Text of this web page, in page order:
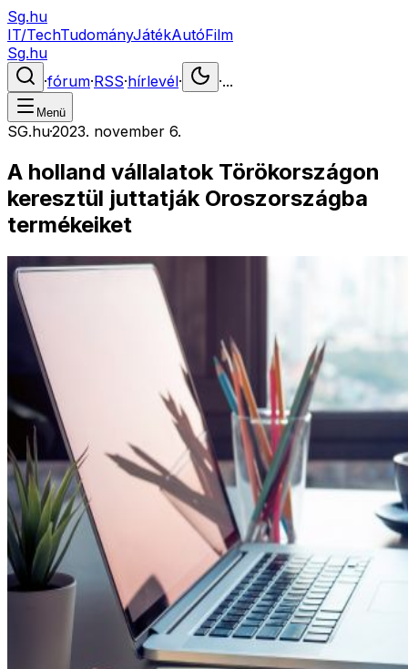
Sg.hu
IT/TechTudományJátékAutóFilm
Sg.hu
·fórum·RSS·hírlevél· ·...
Menü
SG.hu·2023. november 6.
A holland vállalatok Törökországon
keresztül juttatják Oroszországba
termékeiket